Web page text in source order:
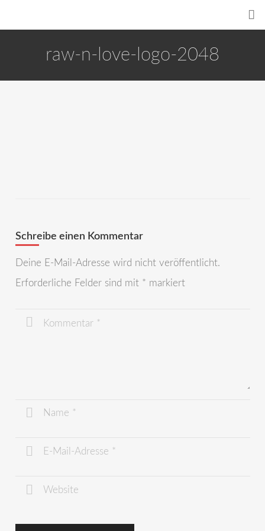
raw-n-love-logo-2048
Schreibe einen Kommentar
Deine E-Mail-Adresse wird nicht veröffentlicht.
Erforderliche Felder sind mit * markiert